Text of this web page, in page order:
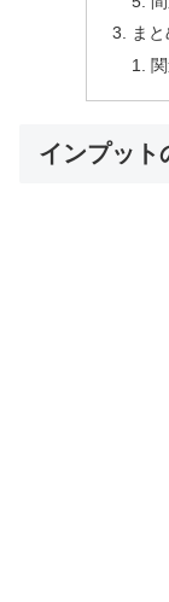
まと
インプット